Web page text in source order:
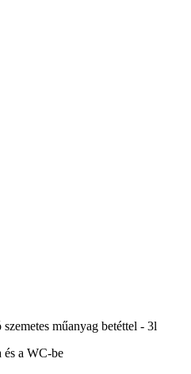
műanyag betéttel - 3l
és a WC-be